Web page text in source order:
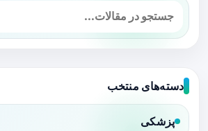
دسته‌های منتخب
پزشکی